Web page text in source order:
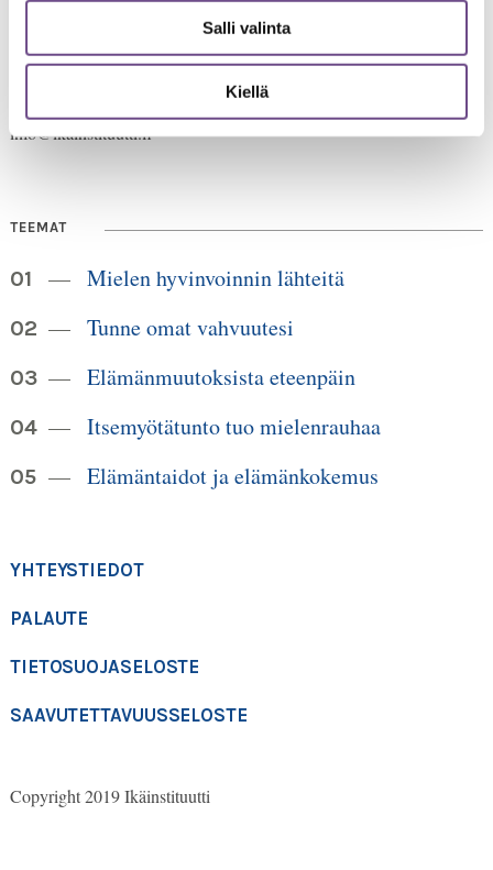
Salli valinta
Kiellä
00520 Helsinki
30.6.2026, sen jälkeen numero on 040 350 3104
info@ikainstituutti.fi
TEEMAT
Mielen hyvinvoinnin lähteitä
Tunne omat vahvuutesi
Elämänmuutoksista eteenpäin
Itsemyötätunto tuo mielenrauhaa
Elämäntaidot ja elämänkokemus
YHTEYSTIEDOT
PALAUTE
TIETOSUOJASELOSTE
SAAVUTETTAVUUSSELOSTE
Copyright 2019 Ikäinstituutti